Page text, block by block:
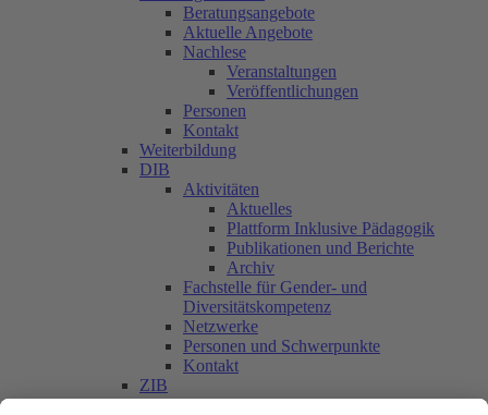
Beratungsangebote
Aktuelle Angebote
Nachlese
Veranstaltungen
Veröffentlichungen
Personen
Kontakt
Weiterbildung
DIB
Aktivitäten
Aktuelles
Plattform Inklusive Pädagogik
Publikationen und Berichte
Archiv
Fachstelle für Gender- und
Diversitätskompetenz
Netzwerke
Personen und Schwerpunkte
Kontakt
ZIB
Päd. Praktische Studien